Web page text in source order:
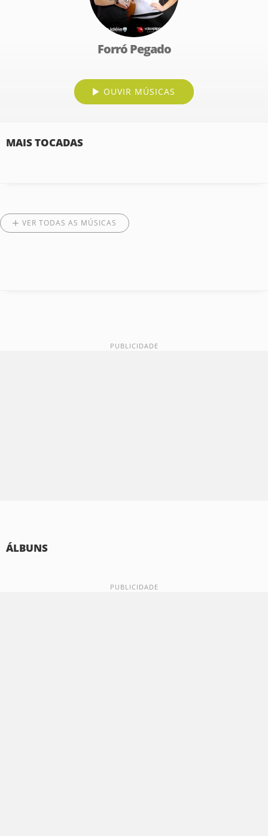
Forró Pegado
OUVIR MÚSICAS
MAIS TOCADAS
VER TODAS AS MÚSICAS
ÁLBUNS